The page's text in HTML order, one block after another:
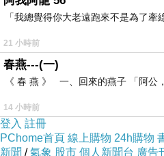
「我總覺得你大老遠跑來不是為了
21 小時前
春燕---(一)
《 春 燕 》 一、回來的燕子 「阿公
14 小時前
登入 註冊
PChome首頁 線上購物 24h購物
新聞 /氣象 股市 個人新聞台 廣告